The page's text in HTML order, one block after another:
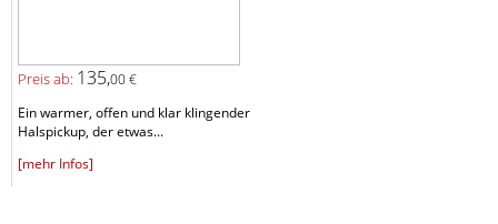
Preis ab: 135,00 €
Ein warmer, offen und klar klingender
Halspickup, der etwas...
[mehr Infos]